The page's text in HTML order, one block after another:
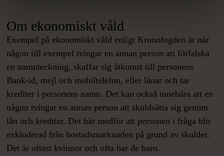
Om ekonomiskt våld
Exempel på ekonomiskt våld enligt Kronofogden är när
någon till exempel tvingar en annan person att förfalska
en namnteckning, skaffar sig åtkomst till personens
Bank-id, mejl och mobiltelefon, eller lånar och tar
krediter i personens namn. Det kan också innebära att en
någon tvingar en annan person att skuldsätta sig genom
lån och krediter. Det här medför att personen i fråga blir
exkluderad från bostadsmarknaden på grund av skulder.
Det är oftast kvinnor och ofta har de barn.